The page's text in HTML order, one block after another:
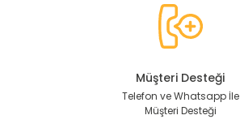
Müşteri Desteği
Telefon ve Whatsapp İle
Müşteri Desteği